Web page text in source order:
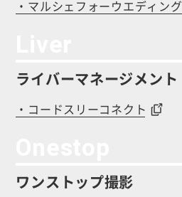
・マルシェフォーウエディング
ライバーマネージメント
・コードスリーコネクト
ワンストップ撮影